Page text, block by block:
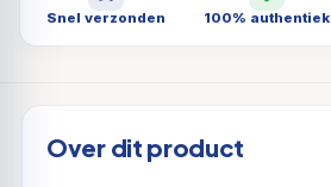
Snel verzonden 100% authentiek
Over dit product